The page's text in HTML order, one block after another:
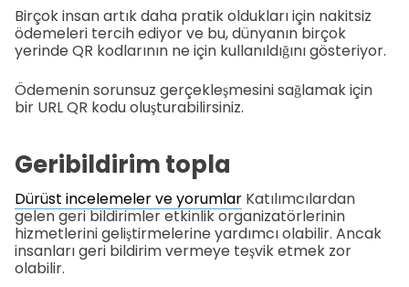
Birçok insan artık daha pratik oldukları için nakitsiz
ödemeleri tercih ediyor ve bu, dünyanın birçok
yerinde QR kodlarının ne için kullanıldığını gösteriyor.
Ödemenin sorunsuz gerçekleşmesini sağlamak için
bir URL QR kodu oluşturabilirsiniz.
Geribildirim topla
Dürüst incelemeler ve yorumlar Katılımcılardan
gelen geri bildirimler etkinlik organizatörlerinin
hizmetlerini geliştirmelerine yardımcı olabilir. Ancak
insanları geri bildirim vermeye teşvik etmek zor
olabilir.